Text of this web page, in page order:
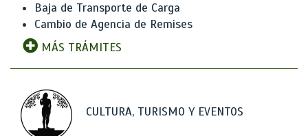
Baja de Transporte de Carga
Cambio de Agencia de Remises
MÁS TRÁMITES
CULTURA, TURISMO Y EVENTOS